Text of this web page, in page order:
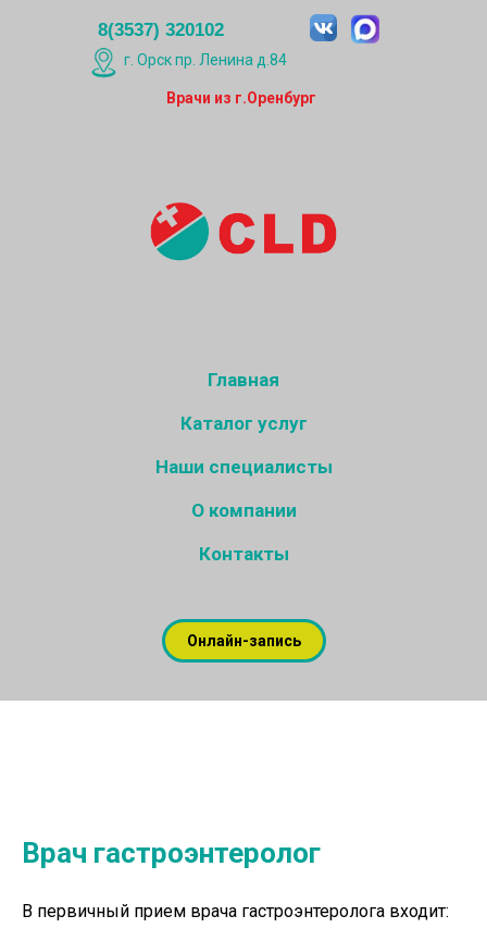
8(3537) 320102
г. Орск пр. Ленина д.84
Врачи из г.Оренбург
Главная
Каталог услуг
Наши специалисты
О компании
Контакты
Онлайн-запись
Врач гастроэнтеролог
В первичный прием врача гастроэнтеролога входит: